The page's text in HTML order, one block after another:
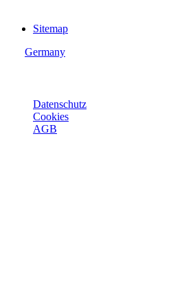
Sitemap
Germany
Datenschutz
Cookies
AGB